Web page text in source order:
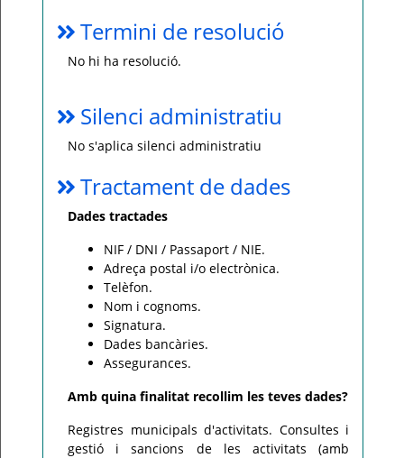
Termini de resolució
No hi ha resolució.
Silenci administratiu
No s'aplica silenci administratiu
Tractament de dades
Dades tractades
NIF / DNI / Passaport / NIE.
Adreça postal i/o electrònica.
Telèfon.
Nom i cognoms.
Signatura.
Dades bancàries.
Assegurances.
Amb quina finalitat recollim les teves dades?
Registres municipals d'activitats. Consultes i
gestió i sancions de les activitats (amb